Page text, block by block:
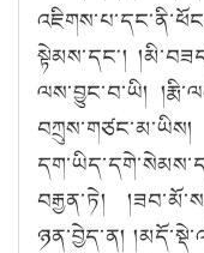
སྟེམས་དང༌།
ལས་བྱུང་བ་ཡི།
བཀྲུས་གཙང་མ་ཡིས།
བརྒྱན་ཏེ།
ཉན་བྱེད་ན།